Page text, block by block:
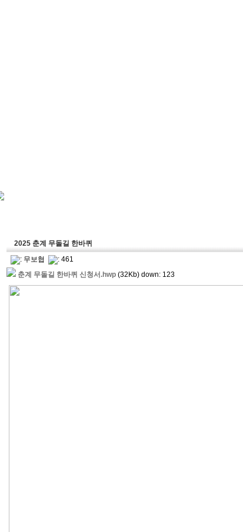
2025 춘계 무돌길 한바퀴
: 무보협 : 461
춘계 무돌길 한바퀴 신청서.hwp (32Kb) down: 123